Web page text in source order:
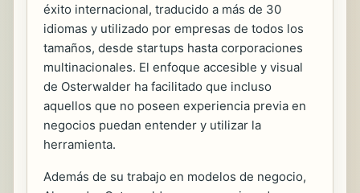
éxito internacional, traducido a más de 30
idiomas y utilizado por empresas de todos los
tamaños, desde startups hasta corporaciones
multinacionales. El enfoque accesible y visual
de Osterwalder ha facilitado que incluso
aquellos que no poseen experiencia previa en
negocios puedan entender y utilizar la
herramienta.
Además de su trabajo en modelos de negocio,